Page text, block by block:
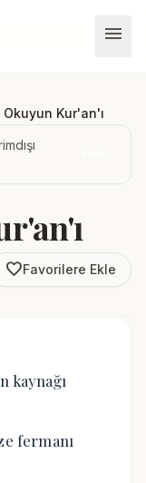
menu
Okuyun Kur'an'ı
favorite_borderFavorilere Ekle
kaynağı
fermanı